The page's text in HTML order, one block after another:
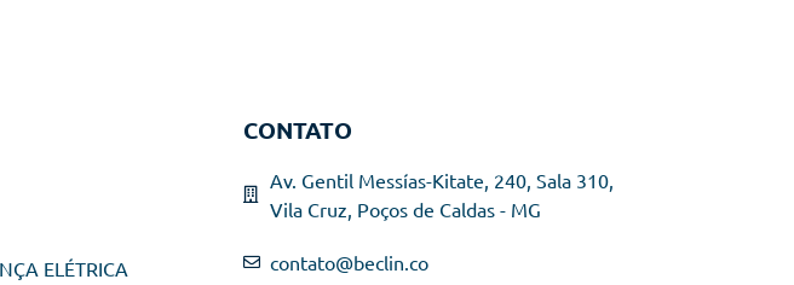
ELÉTRICA
CONTATO
Av. Gentil Messías-Kitate, 240, Sala 310,
Vila Cruz, Poços de Caldas - MG
contato@beclin.co